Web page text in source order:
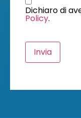
Dichiaro di
Policy.
Invia